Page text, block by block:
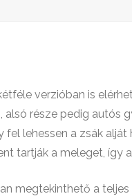
verzióban is
alsó része pedig autós
fel lehessen a zsák
tartják a meleget, így
megtekinthető a